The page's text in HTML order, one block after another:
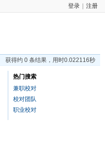
登录 注册
获得约 0 条结果，用时0.022116秒
热门搜索
兼职校对
校对团队
职业校对